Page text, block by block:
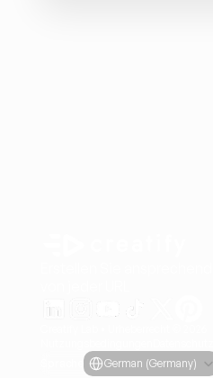
SpracheSelect Language
German (Germany)